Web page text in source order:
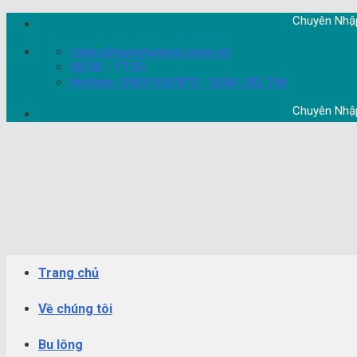
Skip
content
Chuyên Nhập
Sales@namhaiinox.com.vn
08:00 - 17:00
Hotline: 0969.928.873 - 0384.182.796
Chuyên Nhập
Trang chủ
Về chúng tôi
Bu lông